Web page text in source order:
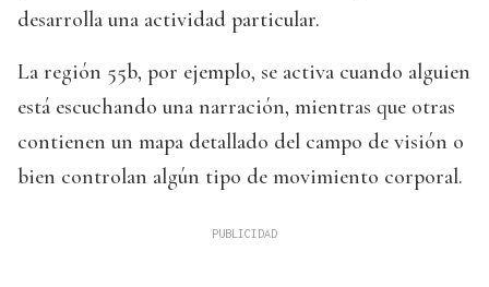
desarrolla una actividad particular.
La región 55b, por ejemplo, se activa cuando alguien
está escuchando una narración, mientras que otras
contienen un mapa detallado del campo de visión o
bien controlan algún tipo de movimiento corporal.